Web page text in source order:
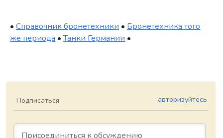
•Справочник бронетехники•Бронетехника того
же периода•Танки Германии•
Подписаться авторизуйтесь